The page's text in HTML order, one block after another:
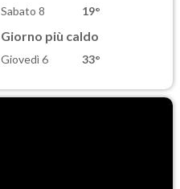
Sabato 8 19°
Giorno più caldo
Giovedì 6 33°